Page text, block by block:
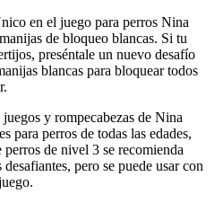
en el juego para perros Nina
de bloqueo blancas. Si tu
preséntale un nuevo desafío
blancas para bloquear todos
y rompecabezas de Nina
para perros de todas las edades,
de nivel 3 se recomienda
pero se puede usar con